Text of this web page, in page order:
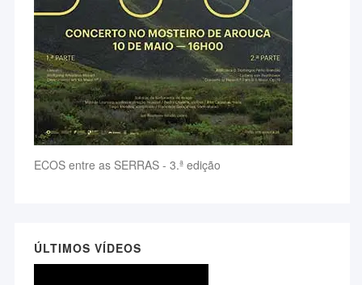
ECOS entre as SERRAS - 3.ª edição
ÚLTIMOS VÍDEOS